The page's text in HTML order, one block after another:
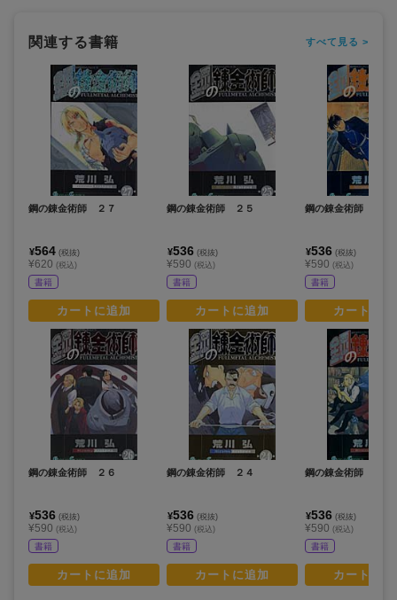
関連する書籍 すべて見る >
鋼の錬金術師 ２７
¥564 (税抜)
¥620 (税込)
書籍
カートに追加
鋼の錬金術師 ２６
¥536 (税抜)
¥590 (税込)
書籍
カートに追加
鋼の錬金術師 ２５
¥536 (税抜)
¥590 (税込)
書籍
カートに追加
鋼の錬金術師 ２４
¥536 (税抜)
¥590 (税込)
書籍
カートに追加
鋼の錬金術師 ２３
¥536 (税抜)
¥590 (税込)
書籍
カートに
鋼の錬金術師 ２２
¥536 (税抜)
¥590 (税込)
書籍
カートに